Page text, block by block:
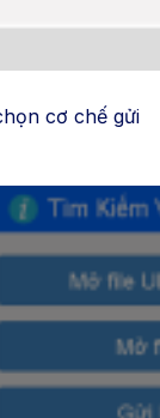
Instagram.
cơ chế gửi